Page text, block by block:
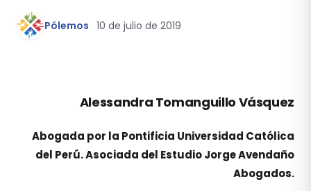
Pólemos 10 de julio de 2019
Alessandra Tomanguillo Vásquez
Abogada por la Pontificia Universidad Católica
del Perú. Asociada del Estudio Jorge Avendaño
Abogados.